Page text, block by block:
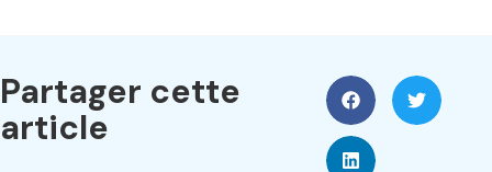
Partager cette
article